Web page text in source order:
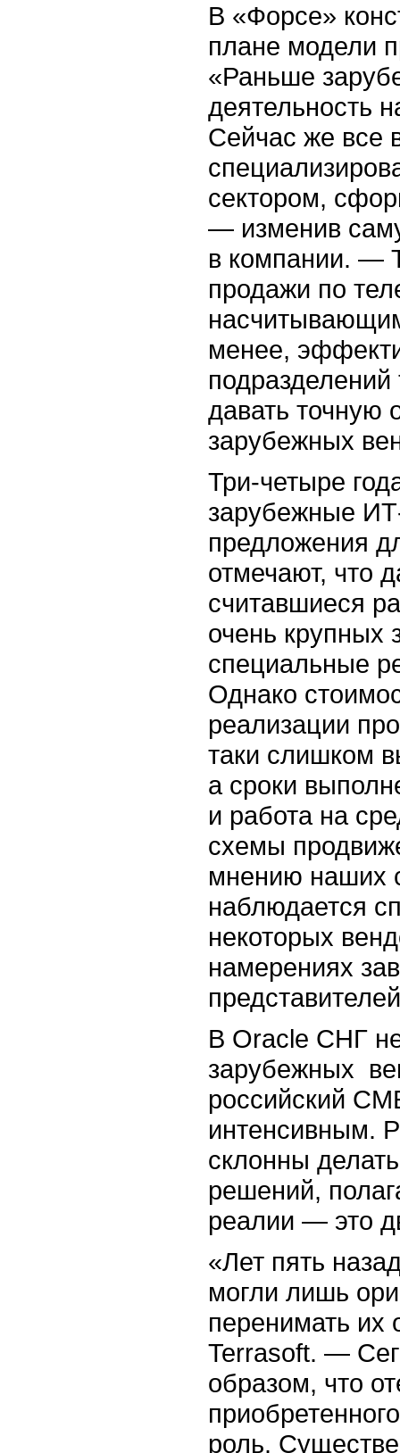
В «Форсе»
плане модели
«Раньше
деятельность
Сейчас же все
сектором,
— изменив
в компании. —
продажи по
менее,
подразделений
давать точную
зарубежных
Три-четыре
зарубежные
предложения
отмечают, что
считавшиеся
очень крупных
специальные
Однако
реализации
таки слишком
а сроки
и работа на
схемы
мнению наших
наблюдается
некоторых
намерениях
В Oracle СНГ
зарубежных
российский
интенсивным.
cклонны
решений,
реалии — это
«Лет пять
могли лишь
перенимать их
Terrasoft. —
образом, что
роль.